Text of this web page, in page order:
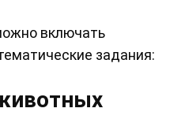
включать
задания: